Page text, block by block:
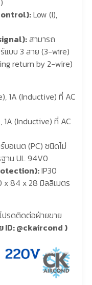
Low (I),
สามารถ
แบบ 3 สาย (3-wire)
return by 2-wire)
1A (Inductive) ที่ AC
1A (Inductive) ที่ AC
อเนต (PC) ชนิดไม่
าน UL 94V0
IP30
x 84 x 28 มิลลิเมตร
ปรดติดต่อฝ่ายขาย
ID: @ckaircond )